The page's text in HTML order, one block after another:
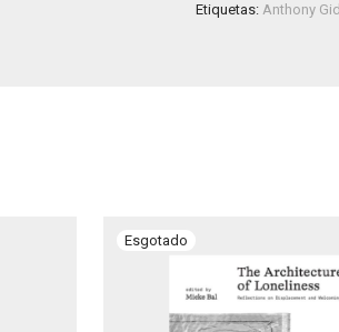
Etiquetas: Anthony